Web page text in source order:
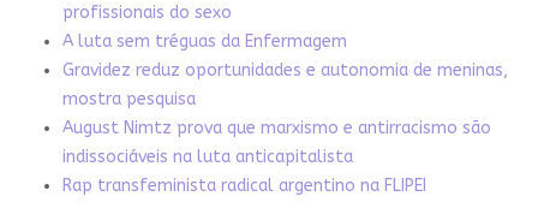
profissionais do sexo
A luta sem tréguas da Enfermagem
Gravidez reduz oportunidades e autonomia de meninas,
mostra pesquisa
August Nimtz prova que marxismo e antirracismo são
indissociáveis na luta anticapitalista
Rap transfeminista radical argentino na FLIPEI